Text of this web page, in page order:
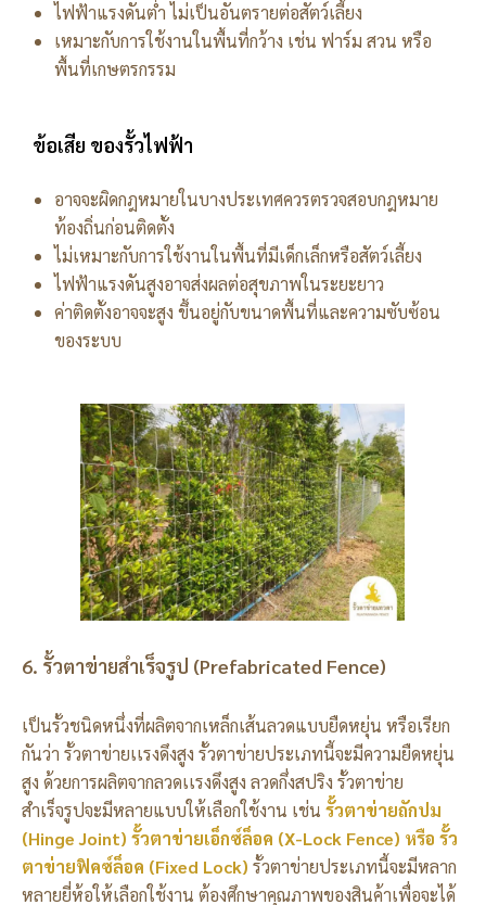
ไฟฟ้าแรงดันต่ำ ไม่เป็นอันตรายต่อสัตว์เลี้ยง
เหมาะกับการใช้งานในพื้นที่กว้าง เช่น ฟาร์ม สวน หรือ
พื้นที่เกษตรกรรม
ข้อเสีย ของรั้วไฟฟ้า
อาจจะผิดกฎหมายในบางประเทศควรตรวจสอบกฎหมาย
ท้องถิ่นก่อนติดตั้ง
ไม่เหมาะกับการใช้งานในพื้นที่มีเด็กเล็กหรือสัตว์เลี้ยง
ไฟฟ้าแรงดันสูงอาจส่งผลต่อสุขภาพในระยะยาว
ค่าติดตั้งอาจจะสูง ขึ้นอยู่กับขนาดพื้นที่และความซับซ้อน
ของระบบ
6. รั้วตาข่ายสำเร็จรูป (Prefabricated Fence)
เป็นรั้วชนิดหนึ่งที่ผลิตจากเหล็กเส้นลวดแบบยืดหยุ่น หรือเรียก
กันว่า รั้วตาข่ายเเรงดึงสูง รั้วตาข่ายประเภทนี้จะมีความยืดหยุ่น
สูง ด้วยการผลิตจากลวดเเรงดึงสูง ลวดกึ่งสปริง รั้วตาข่าย
สำเร็จรูปจะมีหลายแบบให้เลือกใช้งาน เช่น รั้วตาข่ายถักปม
(Hinge Joint) รั้วตาข่ายเอ็กซ์ล็อค (X-Lock Fence) หรือ รั้ว
ตาข่ายฟิคซ์ล็อค (Fixed Lock) รั้วตาข่ายประเภทนี้จะมีหลาก
หลายยี่ห้อให้เลือกใช้งาน ต้องศึกษาคุณภาพของสินค้าเพื่อจะได้